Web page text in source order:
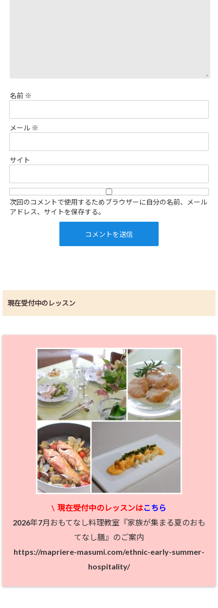
名前 ※
メール ※
サイト
次回のコメントで使用するためブラウザーに自分の名前、メール
アドレス、サイトを保存する。
現在受付中のレッスン
\ 現在受付中のレッスンはこちら
2026年7月おもてなし料理教室『家族が集まる夏のおも
てなし膳』のご案内
https://mapriere-masumi.com/ethnic-early-summer-
hospitality/